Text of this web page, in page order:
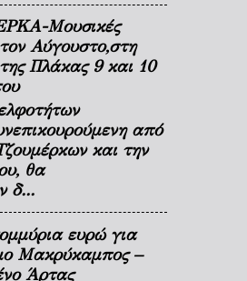
Μουσικές
Αύγουστο,στη
Πλάκας 9 και 10
από
και την
θα
δ...
ευρώ για
Μακρύκαμπος –
Άρτας